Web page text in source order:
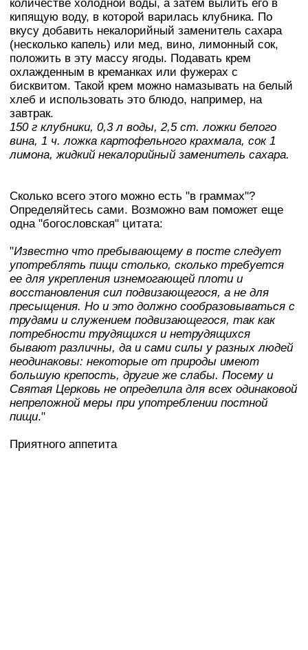
количестве холодной воды, а затем вылить его в
кипящую воду, в которой варилась клубника. По
вкусу добавить некалорийный заменитель сахара
(несколько капель) или мед, вино, лимонный сок,
положить в эту массу ягоды. Подавать крем
охлажденным в креманках или фужерах с
бисквитом. Такой крем можно намазывать на белый
хлеб и использовать это блюдо, например, на
завтрак.
150 г клубники, 0,3 л воды, 2,5 ст. ложки белого
вина, 1 ч. ложка картофельного крахмала, сок 1
лимона, жидкий некалорийный заменитель сахара.
Сколько всего этого можно есть "в граммах"?
Определяйтесь сами. Возможно вам поможет еще
одна "богословская" цитата:
"Известно что пребывающему в посте следует
употреблять пищи столько, сколько требуется
ее для укрепления изнемогающей плоти и
восстановления сил подвизающегося, а не для
пресыщения. Но и это должно сообразовываться с
трудами и служением подвизающегося, так как
потребности трудящихся и нетрудящихся
бывают различны, да и сами силы у разных людей
неодинаковы: некоторые от природы имеют
большую крепость, другие же слабы. Посему и
Святая Церковь не определила для всех одинаковой
непреложной меры при употреблении постной
пищи."
Приятного аппетита